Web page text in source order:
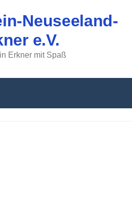
Neuseeland-
e.V.
Erkner mit Spaß